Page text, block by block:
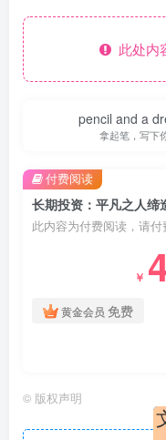
此处内
pencil and a
拿起笔，写下
此内容为付费阅读，请
￥
黄金会员 免费
付费阅读
© 版权声明